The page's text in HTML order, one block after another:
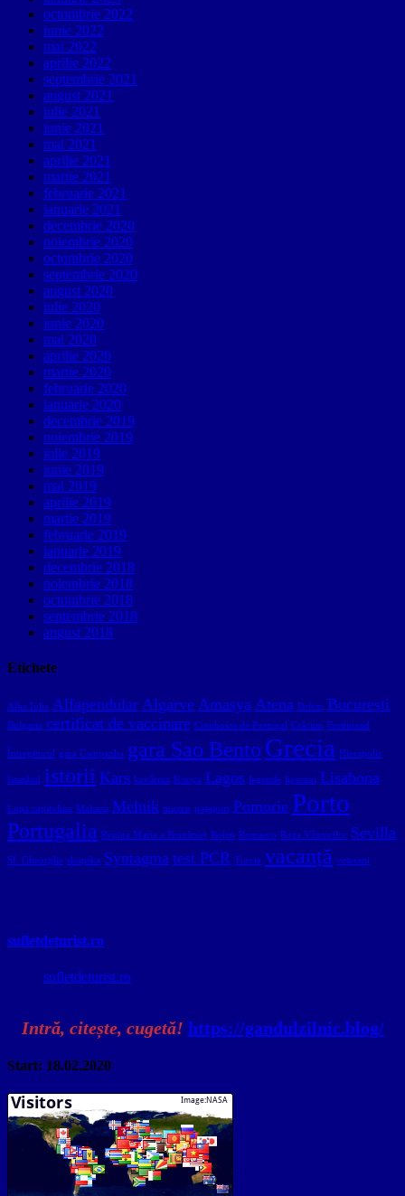
octombrie 2022
iunie 2022
mai 2022
aprilie 2022
septembrie 2021
august 2021
iulie 2021
iunie 2021
mai 2021
aprilie 2021
martie 2021
februarie 2021
ianuarie 2021
decembrie 2020
noiembrie 2020
octombrie 2020
septembrie 2020
august 2020
iulie 2020
iunie 2020
mai 2020
aprilie 2020
martie 2020
februarie 2020
ianuarie 2020
decembrie 2019
noiembrie 2019
iulie 2019
iunie 2019
mai 2019
aprilie 2019
martie 2019
februarie 2019
ianuarie 2019
decembrie 2018
noiembrie 2018
octombrie 2018
septembrie 2018
august 2018
Etichete
Alba Iulia Alfapendular Algarve Amasya Atena Belem București
Bulgaria certificat de vaccinare Comboios de Portugal Crăciun Ferdinand
Întregitorul gara Campanha gara Sao Bento Grecia Hierapolis
Istanbul istorii Kars kavârma Konya Lagos legende lipscani Lisabona
Lupa capitolina Makaza Melnik muzeu pașaport Pomorie Porto
Portugalia Regina Maria a României Rojen Romaero Roza Vânturilor Sevilla
Sf. Gheorghe shopska Syntagma test PCR Turcia vacanță veterani
sufletdeturist.ro
sufletdeturist.ro
Intră, citește, cugetă! https://gandulzilnic.blog/
Start: 18.02.2020